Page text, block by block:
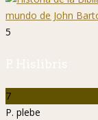
5
P. Hislibris
7
P. plebe